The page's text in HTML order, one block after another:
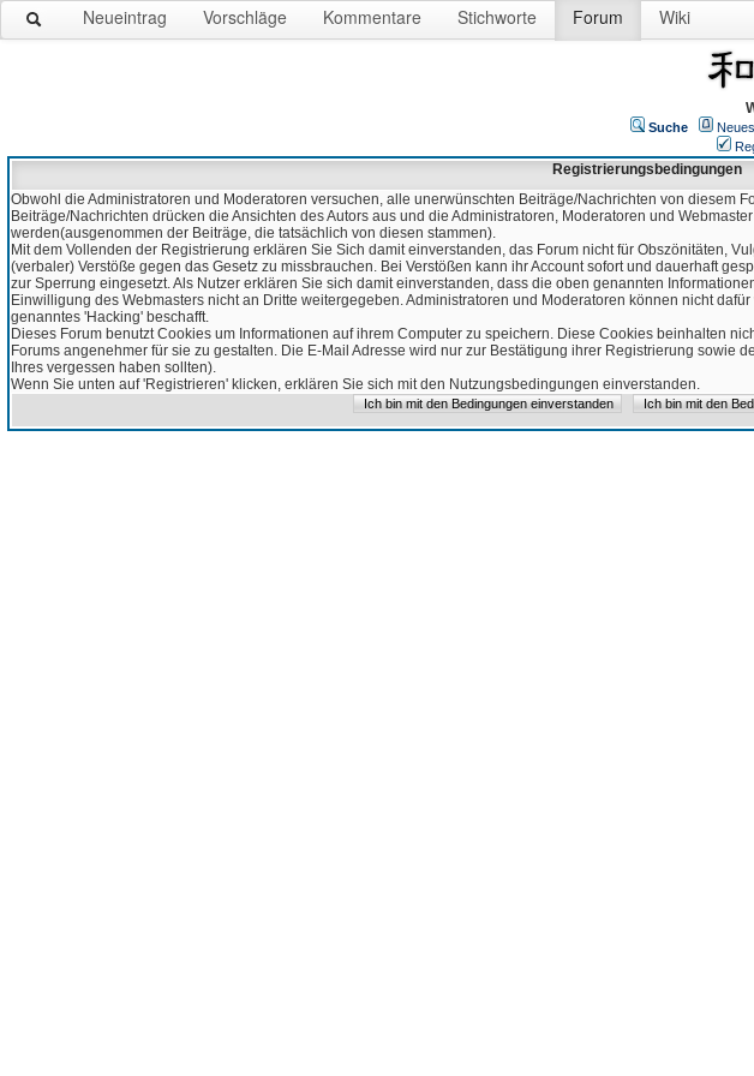
Neueintrag Vorschläge Kommentare Stichworte Forum Wiki
Suche
Registrierungsbedingungen
Obwohl die Administratoren und Moderatoren versuchen, alle unerwünschten Beiträge/Nachrichten von diesem
Beiträge/Nachrichten drücken die Ansichten des Autors aus und die Administratoren, Moderatoren und
werden(ausgenommen der Beiträge, die tatsächlich von diesen stammen).
Mit dem Vollenden der Registrierung erklären Sie Sich damit einverstanden, das Forum nicht für Obszönitäten,
(verbaler) Verstöße gegen das Gesetz zu missbrauchen. Bei Verstößen kann ihr Account sofort und dauerhaft
zur Sperrung eingesetzt. Als Nutzer erklären Sie sich damit einverstanden, dass die oben genannten
Einwilligung des Webmasters nicht an Dritte weitergegeben. Administratoren und Moderatoren können nicht
genanntes 'Hacking' beschafft.
Dieses Forum benutzt Cookies um Informationen auf ihrem Computer zu speichern. Diese Cookies beinhalten
Forums angenehmer für sie zu gestalten. Die E-Mail Adresse wird nur zur Bestätigung ihrer Registrierung sowie
Ihres vergessen haben sollten).
Wenn Sie unten auf 'Registrieren' klicken, erklären Sie sich mit den Nutzungsbedingungen einverstanden.